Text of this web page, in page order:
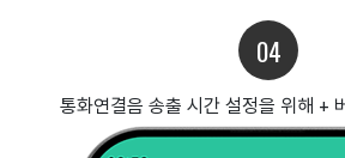
04
통화연결음 송출 시간 설정을 위해 +